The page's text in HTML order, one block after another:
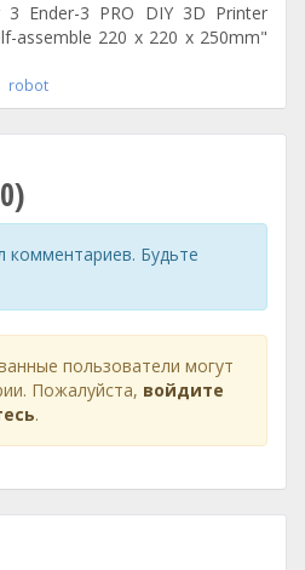
Ender-3 PRO DIY 3D Printer
assemble 220 x 220 x 250mm"
robot
комментариев. Будьте
пользователи могут
Пожалуйста, войдите
.